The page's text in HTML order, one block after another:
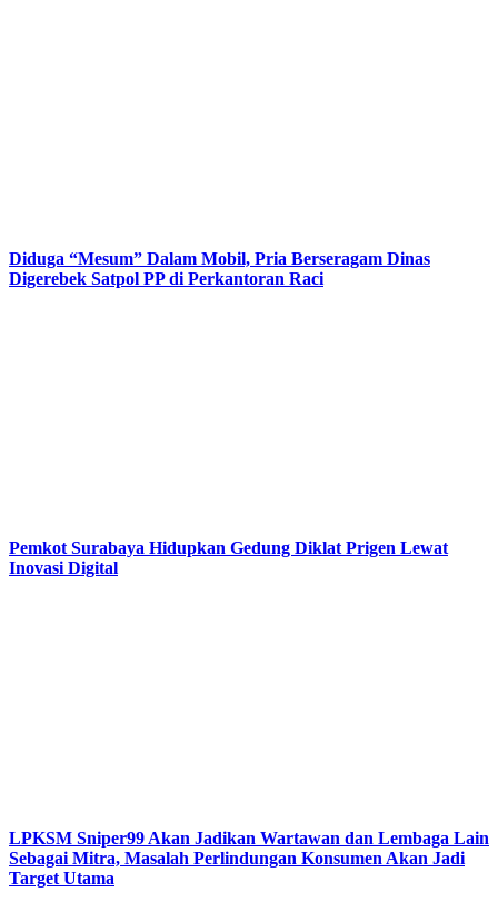
Diduga “Mesum” Dalam Mobil, Pria Berseragam Dinas
Digerebek Satpol PP di Perkantoran Raci
Pemkot Surabaya Hidupkan Gedung Diklat Prigen Lewat
Inovasi Digital
LPKSM Sniper99 Akan Jadikan Wartawan dan Lembaga Lain
Sebagai Mitra, Masalah Perlindungan Konsumen Akan Jadi
Target Utama